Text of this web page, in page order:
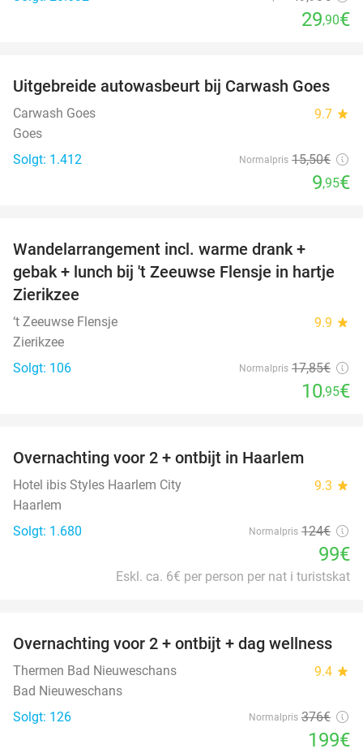
29,90€
36%
Uitgebreide autowasbeurt bij Carwash Goes
Carwash Goes 9.7 star
Goes
Solgt: 1.412
Normalpris 15,50€
9,95€
Wandelarrangement incl. warme drank +
gebak + lunch bij 't Zeeuwse Flensje in hartje
Zierikzee
‘t Zeeuwse Flensje 9.9 star
Zierikzee
Solgt: 106
Normalpris 17,85€
10,95€
Overnachting voor 2 + ontbijt in Haarlem
Hotel ibis Styles Haarlem City 9.3 star
Haarlem
Solgt: 1.680
Normalpris 124€
99€
Eskl. ca. 6€ per person per nat i turistskat
47%
Overnachting voor 2 + ontbijt + dag wellness
Thermen Bad Nieuweschans 9.4 star
Bad Nieuweschans
Solgt: 126
Normalpris 376€
199€